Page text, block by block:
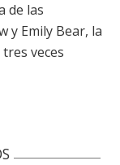
de las
y Emily Bear, la
veces